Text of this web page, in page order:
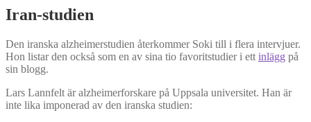
Iran-studien
Den iranska alzheimerstudien återkommer Soki till i flera intervjuer.
Hon listar den också som en av sina tio favoritstudier i ett inlägg på
sin blogg.
Lars Lannfelt är alzheimerforskare på Uppsala universitet. Han är
inte lika imponerad av den iranska studien: